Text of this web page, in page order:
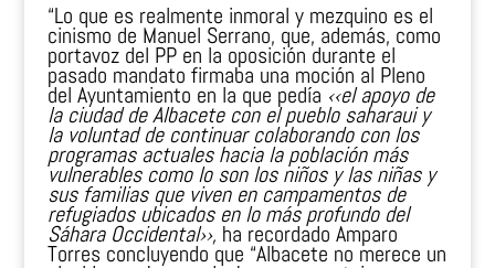
“Lo que es realmente inmoral y mezquino es el
cinismo de Manuel Serrano, que, además, como
portavoz del PP en la oposición durante el
pasado mandato firmaba una moción al Pleno
del Ayuntamiento en la que pedía ‹‹el apoyo de
la ciudad de Albacete con el pueblo saharaui y
la voluntad de continuar colaborando con los
programas actuales hacia la población más
vulnerables como lo son los niños y las niñas y
sus familias que viven en campamentos de
refugiados ubicados en lo más profundo del
Sáhara Occidental››, ha recordado Amparo
Torres concluyendo que “Albacete no merece un